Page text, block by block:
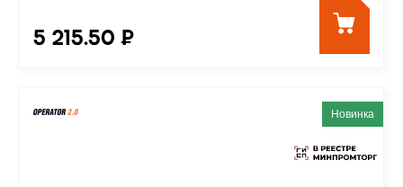
5 215.50 ₽
Новинка